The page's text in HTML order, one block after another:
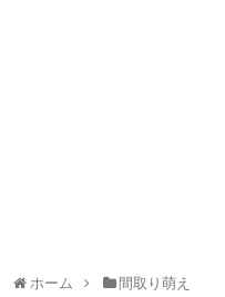
ホーム 間取り萌え